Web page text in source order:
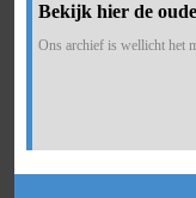
Bekijk hier de
Ons archief is wellicht het